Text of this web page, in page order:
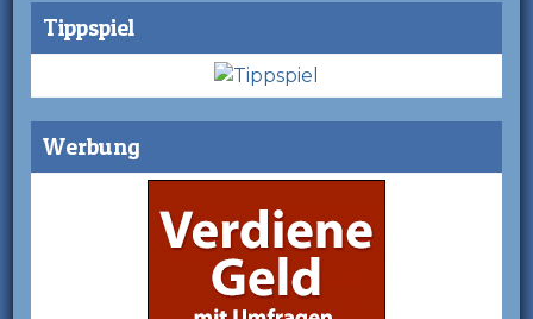
Tippspiel
Werbung